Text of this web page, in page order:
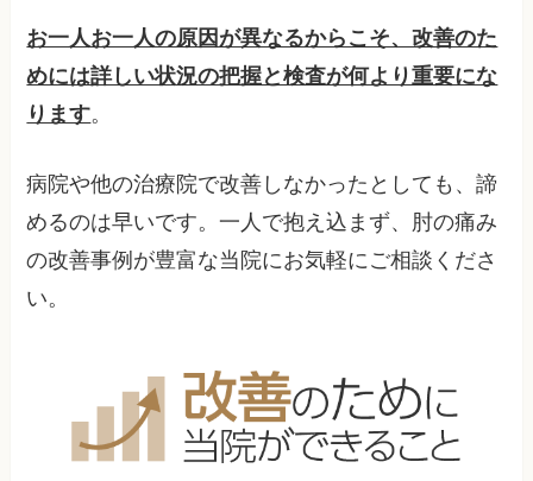
お一人お一人の原因が異なるからこそ、改善のた
めには詳しい状況の把握と検査が何より重要にな
ります。
病院や他の治療院で改善しなかったとしても、諦
めるのは早いです。一人で抱え込まず、肘の痛み
の改善事例が豊富な当院にお気軽にご相談くださ
い。